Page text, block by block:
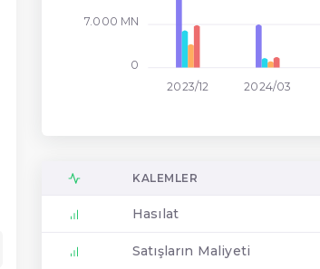
2023/12 2024/03
7.000 MN
0
KALEMLER
Hasılat
Satışların Maliyeti